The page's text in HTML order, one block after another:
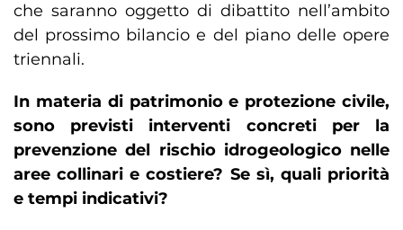
che saranno oggetto di dibattito nell’ambito
del prossimo bilancio e del piano delle opere
triennali.
In materia di patrimonio e protezione civile,
sono previsti interventi concreti per la
prevenzione del rischio idrogeologico nelle
aree collinari e costiere? Se sì, quali priorità
e tempi indicativi?